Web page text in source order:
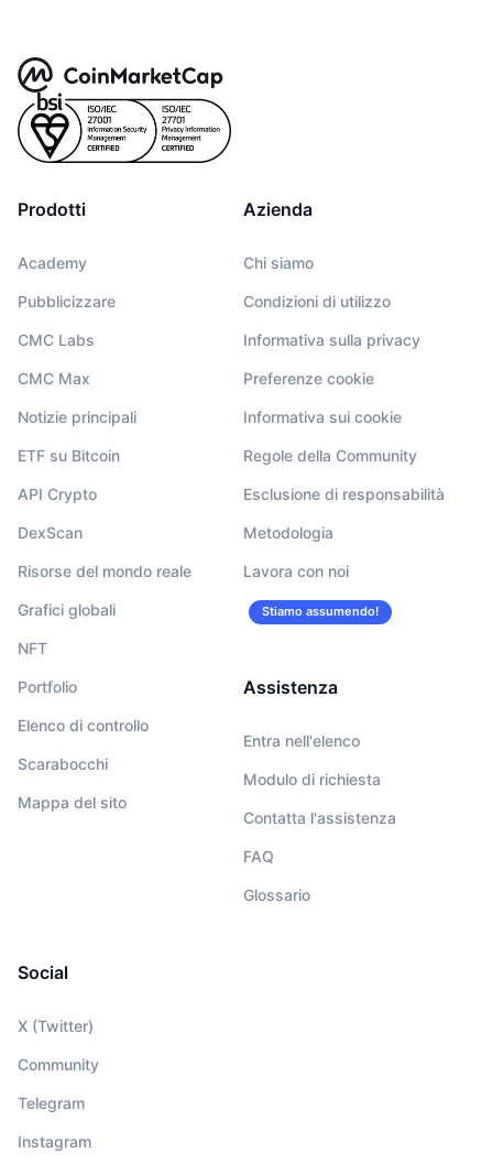
Prodotti
Academy
Pubblicizzare
CMC Labs
CMC Max
Notizie principali
ETF su Bitcoin
API Crypto
DexScan
Risorse del mondo reale
Grafici globali
NFT
Portfolio
Elenco di controllo
Scarabocchi
Mappa del sito
Azienda
Chi siamo
Condizioni di utilizzo
Informativa sulla privacy
Preferenze cookie
Informativa sui cookie
Regole della Community
Esclusione di responsabilità
Metodologia
Lavora con noi
Stiamo assumendo!
Assistenza
Entra nell'elenco
Modulo di richiesta
Contatta l'assistenza
FAQ
Glossario
Social
X (Twitter)
Community
Telegram
Instagram